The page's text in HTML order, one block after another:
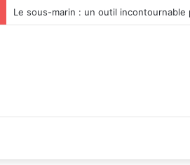
Le marché du véhicule d’occasion en